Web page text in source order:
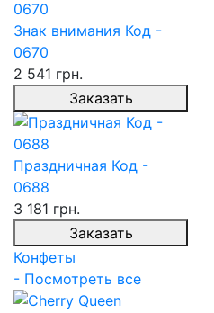
Знак внимания Код -
0670
2 541 грн.
Заказать
Праздничная Код -
0688
3 181 грн.
Заказать
Конфеты
- Посмотреть все